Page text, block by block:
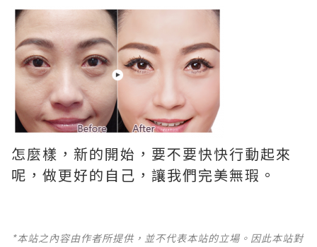
怎麼樣，新的開始，要不要快快行動起來
呢，做更好的自己，讓我們完美無瑕。
*本站之內容由作者所提供，並不代表本站的立場。因此本站對